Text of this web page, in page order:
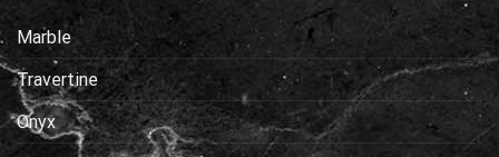
Marble
Travertine
Onyx